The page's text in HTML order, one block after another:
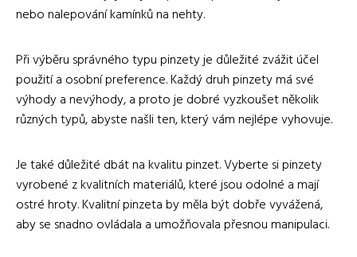
nebo nalepování kamínků na nehty.
Při výběru správného typu pinzety je důležité zvážit účel
použití a osobní preference. Každý druh pinzety má své
výhody a nevýhody, a proto je dobré vyzkoušet několik
různých typů, abyste našli ten, který vám nejlépe vyhovuje.
Je také důležité dbát na kvalitu pinzet. Vyberte si pinzety
vyrobené z kvalitních materiálů, které jsou odolné a mají
ostré hroty. Kvalitní pinzeta by měla být dobře vyvážená,
aby se snadno ovládala a umožňovala přesnou manipulaci.